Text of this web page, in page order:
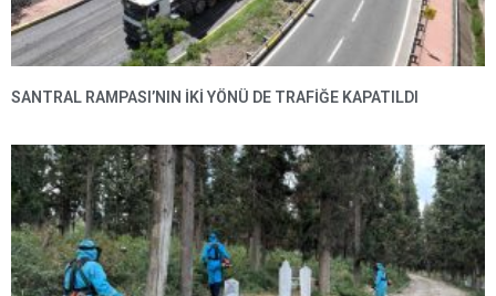
SANTRAL RAMPASI’NIN IKI YÖNÜ DE TRAFIĞE KAPATILDI